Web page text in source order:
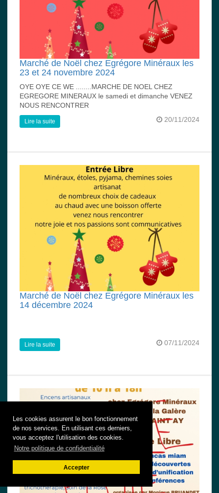
Les cookies assurent le bon fonctionnement
de nos services. En utilisant ces derniers,
vous acceptez l'utilisation des cookies.
Notre politique de confidentialité
Accepter
Marché de Noël chez Egrégore Minéraux les
23 et 24 novembre 2024
OYE OYE CE WE ........MARCHE DE NOEL CHEZ
EGREGORE MINERAUX le samedi et dimanche VENEZ
NOUS RENCONTRER
20/11/2024
Lire la suite
Marché de Noël chez Egrégore Minéraux les
14 décembre 2024
07/11/2024
Lire la suite